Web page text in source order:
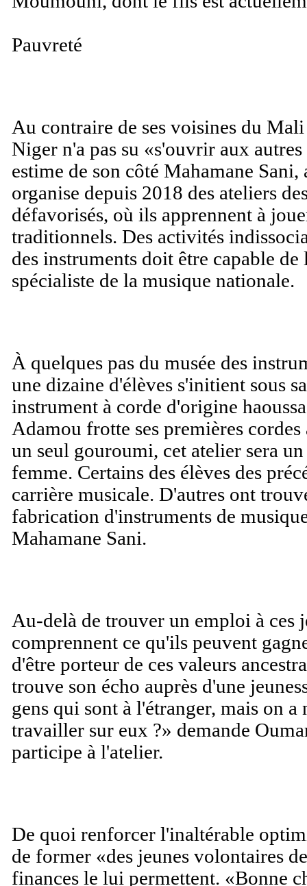
Pauvreté
Au contraire de ses voisines du
Niger n'a pas su «s'ouvrir aux
estime de son côté Mahamane
organise depuis 2018 des ateliers
défavorisés, où ils apprennent à
traditionnels. Des activités
des instruments doit être capable
spécialiste de la musique nationale.
À quelques pas du musée des
une dizaine d'élèves s'initient sous
instrument à corde d'origine
Adamou frotte ses premières
un seul gouroumi, cet atelier sera
femme. Certains des élèves des
carrière musicale. D'autres ont
fabrication d'instruments de
Mahamane Sani.
Au-delà de trouver un emploi à
comprennent ce qu'ils peuvent
d'être porteur de ces valeurs
trouve son écho auprès d'une
gens qui sont à l'étranger, mais on
travailler sur eux ?» demande
participe à l'atelier.
De quoi renforcer l'inaltérable
de former «des jeunes volontaires
finances le lui permettent. «Bonne